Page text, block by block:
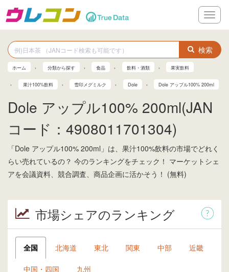
メ
ニ
ー
検索
ホーム 分類から探す 食品 飲料・酒類 果実飲料
果汁100%飲料 雪印メグミルク Dole Dole アップル100% 200ml
Dole アップル100% 200ml(JAN
コード：4908011701304)
「Dole アップル100% 200ml」は、果汁100%飲料の市場でどれく
らい売れているの？ 今のランキングをチェック！ マーケットシェ
アを会議資料、競合調査、商品企画に活かそう！ (無料)
市場シェアのランキング
全国 北海道 東北 関東 中部 近畿
中国・四国 九州